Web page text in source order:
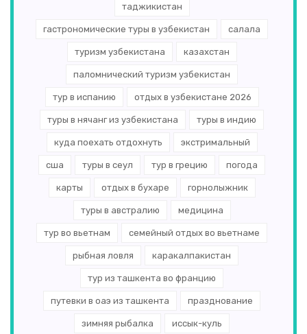
таджикистан
гастрономические туры в узбекистан салала
туризм узбекистана казахстан
паломнический туризм узбекистан
тур в испанию отдых в узбекистане 2026
туры в нячанг из узбекистана туры в индию
куда поехать отдохнуть экстримальный
сша туры в сеул тур в грецию погода
карты отдых в бухаре горнолыжник
туры в австралию медицина
тур во вьетнам семейный отдых во вьетнаме
рыбная ловля каракалпакистан
тур из ташкента во францию
путевки в оаэ из ташкента празднование
зимняя рыбалка иссык-куль